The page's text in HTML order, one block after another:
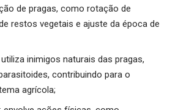
de pragas, como rotação de
restos vegetais e ajuste da época de
utiliza inimigos naturais das pragas,
contribuindo para o
agrícola;